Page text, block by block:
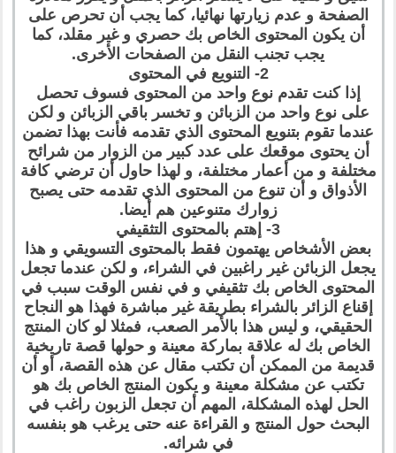
الصفحة و عدم زيارتها نهائيا، كما يجب أن تحرص على
أن يكون المحتوى الخاص بك حصري و غير مقلد، كما
يجب تجنب النقل من الصفحات الأخرى.
2- التنويع في المحتوى
إذا كنت تقدم نوع واحد من المحتوى فسوف تحصل
على نوع واحد من الزبائن و تخسر باقي الزبائن و لكن
عندما تقوم بتنويع المحتوى الذي تقدمه فأنت بهذا تضمن
أن يحتوى موقعك على عدد كبير من الزوار من شرائح
مختلفة و من أعمار مختلفة، و لهذا حاول أن ترضي كافة
الأذواق و أن تنوع من المحتوى الذي تقدمه حتى يصبح
زوارك متنوعين هم أيضا.
3- إهتم بالمحتوى التثقيفي
بعض الأشخاص يهتمون فقط بالمحتوى التسويقي و هذا
يجعل الزبائن غير راغبين في الشراء، و لكن عندما تجعل
المحتوى الخاص بك تثقيفي و في نفس الوقت سبب في
إقناع الزائر بالشراء بطريقة غير مباشرة فهذا هو النجاح
الحقيقي، و ليس هذا بالأمر الصعب، فمثلا لو كان المنتج
الخاص بك له علاقة بماركة معينة و حولها قصة تاريخية
قديمة من الممكن أن تكتب مقال عن هذه القصة، أو أن
تكتب عن مشكلة معينة و يكون المنتج الخاص بك هو
الحل لهذه المشكلة، المهم أن تجعل الزبون راغب في
البحث حول المنتج و القراءة عنه حتى يرغب هو بنفسه
في شرائه.